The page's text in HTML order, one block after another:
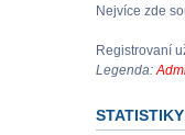
Nejvíce zde
Registrovaní
Legenda:
STATISTIKY